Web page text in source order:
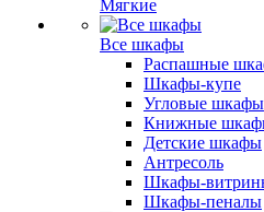
Мягкие
Все шкафы
Распашные
Шкафы-купе
Угловые шкафы
Книжные
Детские шкафы
Антресоль
Шкафы-
Шкафы-пеналы